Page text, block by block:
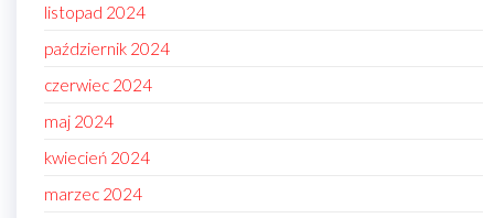
listopad 2024
październik 2024
czerwiec 2024
maj 2024
kwiecień 2024
marzec 2024